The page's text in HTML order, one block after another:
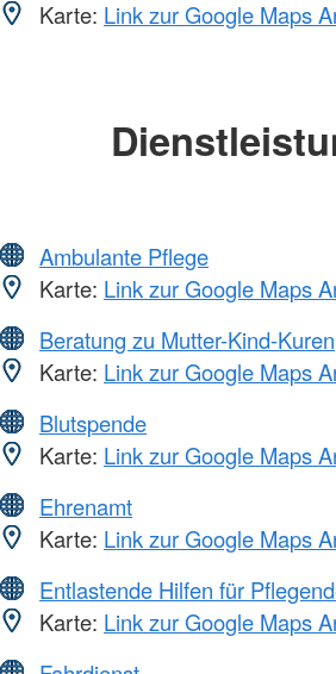
Karte: Link zur Google Maps
Ambulante Pflege
Karte: Link zur Google Maps
Beratung zu Mutter-Kind-Kuren
Karte: Link zur Google Maps
Blutspende
Karte: Link zur Google Maps
Ehrenamt
Karte: Link zur Google Maps
Entlastende Hilfen für
Karte: Link zur Google Maps